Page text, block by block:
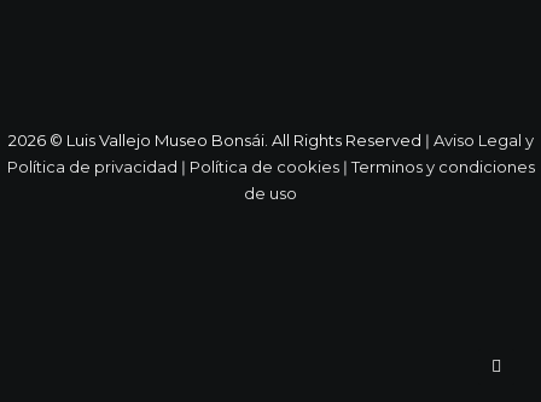
2026 © Luis Vallejo Museo Bonsái. All Rights Reserved ǀ Aviso Legal y
Política de privacidad ǀ Política de cookiesǀTerminos y condiciones
de uso